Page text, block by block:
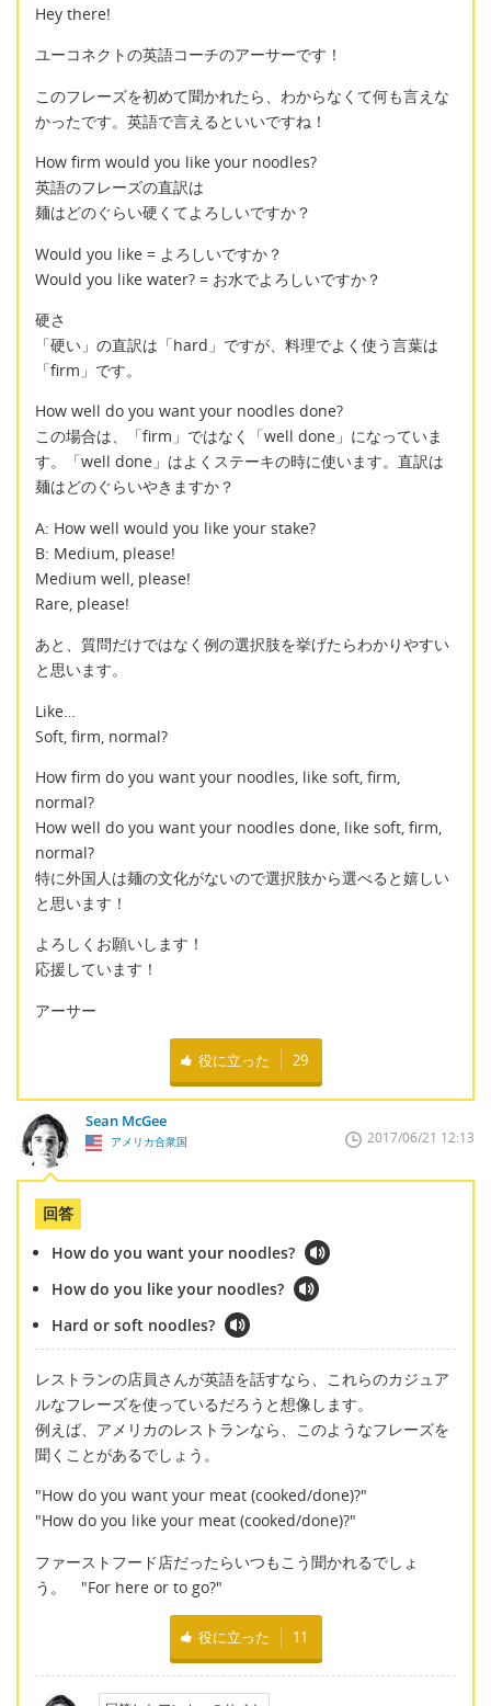
Hey there!
ユーコネクトの英語コーチのアーサーです！
このフレーズを初めて聞かれたら、わからなくて何も言えな
かったです。英語で言えるといいですね！
How firm would you like your noodles?
英語のフレーズの直訳は
麺はどのぐらい硬くてよろしいですか？
Would you like = よろしいですか？
Would you like water? = お水でよろしいですか？
硬さ
「硬い」の直訳は「hard」ですが、料理でよく使う言葉は
「firm」です。
How well do you want your noodles done?
この場合は、「firm」ではなく「well done」になっていま
す。「well done」はよくステーキの時に使います。直訳は
麺はどのぐらいやきますか？
A: How well would you like your stake?
B: Medium, please!
Medium well, please!
Rare, please!
あと、質問だけではなく例の選択肢を挙げたらわかりやすい
と思います。
Like…
Soft, firm, normal?
How firm do you want your noodles, like soft, firm,
normal?
How well do you want your noodles done, like soft, firm,
normal?
特に外国人は麺の文化がないので選択肢から選べると嬉しい
と思います！
よろしくお願いします！
応援しています！
アーサー
役に立った 29
Sean McGee
アメリカ合衆国 2017/06/21 12:13
回答
How do you want your noodles?
How do you like your noodles?
Hard or soft noodles?
レストランの店員さんが英語を話すなら、これらのカジュア
ルなフレーズを使っているだろうと想像します。
例えば、アメリカのレストランなら、このようなフレーズを
聞くことがあるでしょう。
"How do you want your meat (cooked/done)?"
"How do you like your meat (cooked/done)?"
ファーストフード店だったらいつもこう聞かれるでしょ
う。 "For here or to go?"
役に立った 11